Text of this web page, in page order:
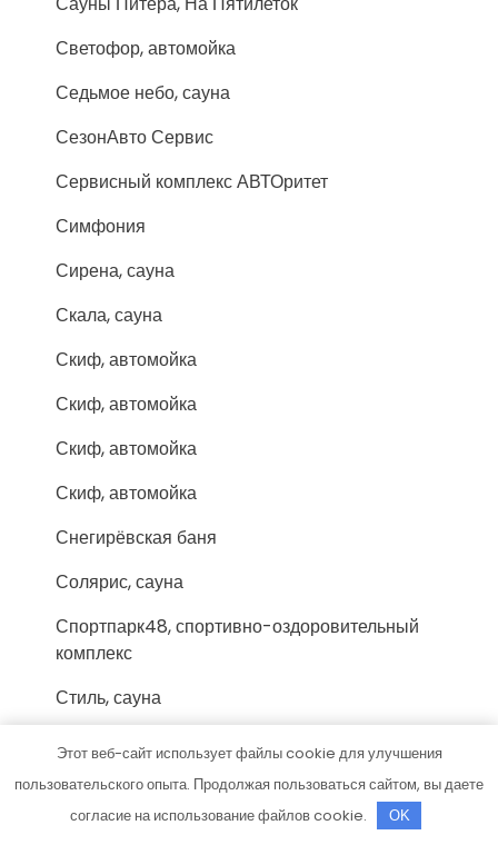
Светофор, автомойка
Седьмое небо, сауна
СезонАвто Сервис
Сервисный комплекс АВТОритет
Симфония
Сирена, сауна
Скала, сауна
Скиф, автомойка
Скиф, автомойка
Скиф, автомойка
Скиф, автомойка
Снегирёвская баня
Солярис, сауна
Спортпарк48, спортивно-оздоровительный
комплекс
Стиль, сауна
СТО
СТО
Этот веб-сайт использует файлы cookie для улучшения
пользовательского опыта. Продолжая пользоваться сайтом, вы даете
согласие на использование файлов cookie.
OK